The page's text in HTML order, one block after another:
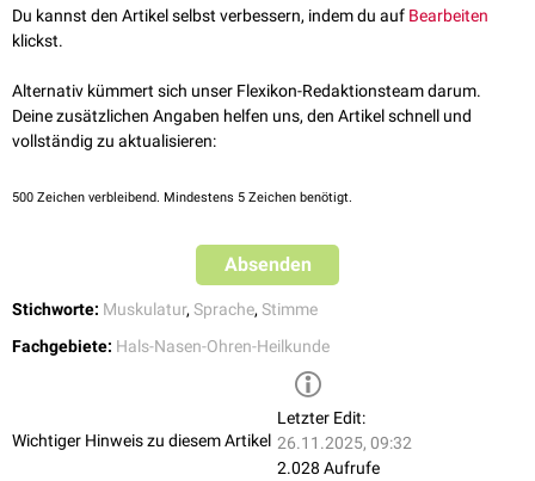
Du kannst den Artikel selbst verbessern, indem du auf Bearbeiten
klickst.
Alternativ kümmert sich unser Flexikon-Redaktionsteam darum.
Deine zusätzlichen Angaben helfen uns, den Artikel schnell und
vollständig zu aktualisieren:
500 Zeichen verbleibend. Mindestens 5 Zeichen benötigt.
Absenden
Stichworte: Muskulatur, Sprache, Stimme
Fachgebiete: Hals-Nasen-Ohren-Heilkunde
Wichtiger Hinweis zu diesem Artikel
Letzter Edit:
26.11.2025, 09:32
2.028 Aufrufe